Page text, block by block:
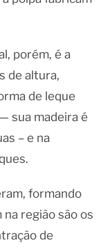
porém, é a
de altura,
de leque
sua madeira é
– e na
formando
região são os
de